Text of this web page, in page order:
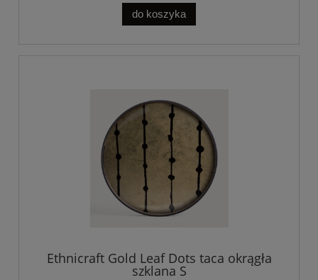
do koszyka
Ethnicraft Gold Leaf Dots taca okrągła
szklana S